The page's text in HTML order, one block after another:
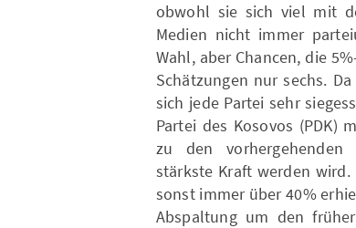
obwohl sie sich viel mit
Medien nicht immer
Wahl, aber Chancen, die
Schätzungen nur sechs.
sich jede Partei sehr
Partei des Kosovos (PDK)
zu den vorhergehenden
stärkste Kraft werden wird.
sonst immer über 40%
Abspaltung um den